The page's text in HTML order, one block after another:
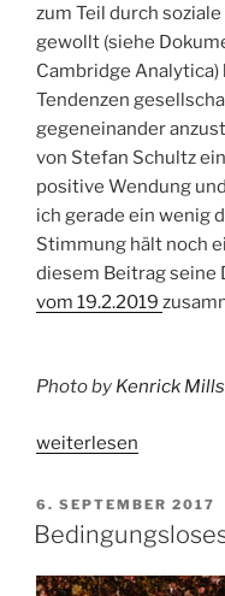
zum Teil durch
gewollt (siehe
Cambridge
Tendenzen
gegeneinander
von Stefan Schultz
positive Wendung
ich gerade ein wenig
Stimmung hält noch
diesem Beitrag seine
vom 19.2.2019
Photo by Kenrick Mills
„Die
der
Ich-
und
weiterlesen
VERÖFFENTLICHT
AM
6. SEPTEMBER 2017